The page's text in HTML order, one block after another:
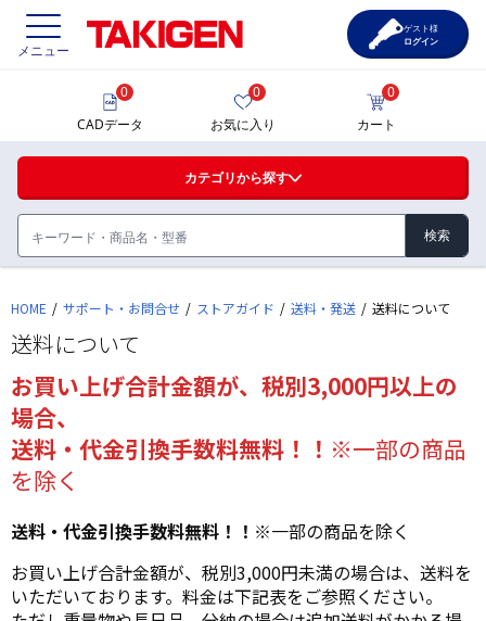
価格一覧
製品カタログ
サポート・お問合せ
メニュー
カテゴリから探す
0
CADデータ
0
お気に入り
0
カート
ゲスト様
ログイン
ハンドル・取手・つまみ・周辺機器
FA・A
蝶番・ステー・周辺機器
FC・C
電気錠・インターロック
L・LE
HOME サポート・お問合せ ストアガイド 送料・発送 送料について
送料について
お買い上げ合計金額が、税別3,000円以上の
場合、
送料・代金引換手数料無料！！※一部の商品
を除く
送料・代金引換手数料無料！！※一部の商品を除く
お買い上げ合計金額が、税別3,000円未満の場合は、送料を
いただいております。料金は下記表をご参照ください。